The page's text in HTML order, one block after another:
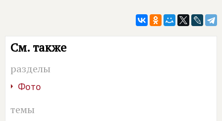
См. также
разделы
Фото
темы